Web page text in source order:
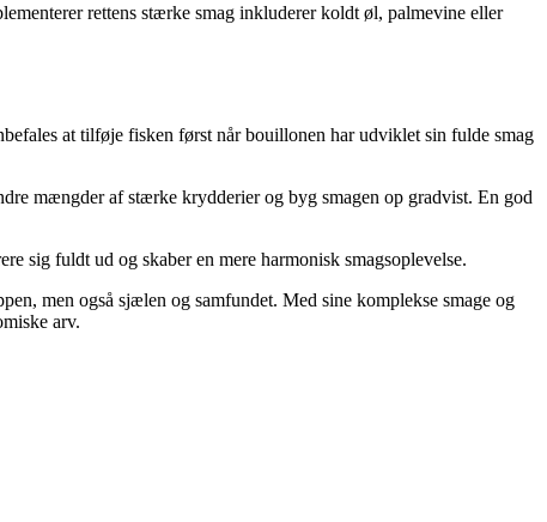
rettens stærke smag inkluderer koldt øl, palmevine eller
at tilføje fisken først når bouillonen har udviklet sin fulde smag
mængder af stærke krydderier og byg smagen op gradvist. En god
sig fuldt ud og skaber en mere harmonisk smagsoplevelse.
men også sjælen og samfundet. Med sine komplekse smage og
arv.